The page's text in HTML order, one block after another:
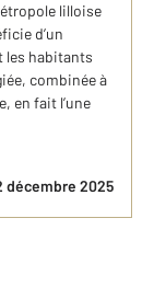
lilloise
d’un
les habitants
combinée à
en fait l’une
décembre 2025